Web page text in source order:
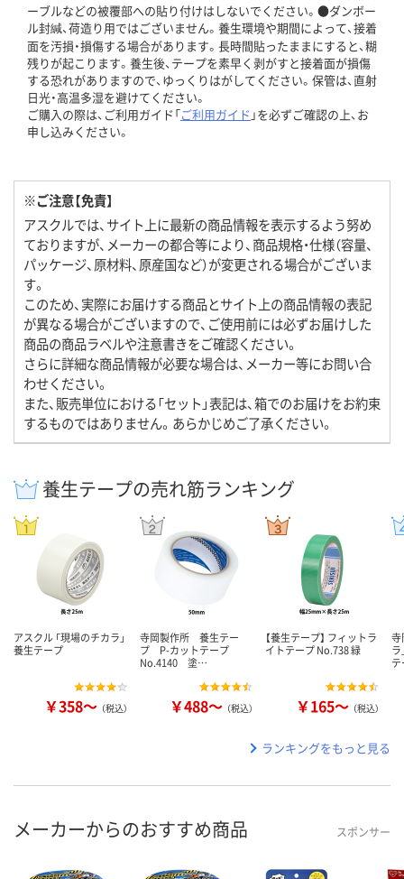
ーブルなどの被覆部への貼り付けはしないでください。●ダンボー
ル封緘、荷造り用ではございません。養生環境や期間によって、接着
面を汚損・損傷する場合があります。長時間貼ったままにすると、糊
残りが起こります。養生後、テープを素早く剥がすと接着面が損傷
する恐れがありますので、ゆっくりはがしてください。保管は、直射
日光・高温多湿を避けてください。
ご購入の際は、ご利用ガイド「ご利用ガイド 」を必ずご確認の上、お
申し込みください。
※ご注意【免責】
アスクルでは、サイト上に最新の商品情報を表示するよう努め
ておりますが、メーカーの都合等により、商品規格・仕様（容量、
パッケージ、原材料、原産国など）が変更される場合がございま
す。
このため、実際にお届けする商品とサイト上の商品情報の表記
が異なる場合がございますので、ご使用前には必ずお届けした
商品の商品ラベルや注意書きをご確認ください。
さらに詳細な商品情報が必要な場合は、メーカー等にお問い合
わせください。
また、販売単位における「セット」表記は、箱でのお届けをお約束
するものではありません。あらかじめご了承ください。
養生テープの売れ筋ランキング
アスクル 「現場のチカラ」
養生テープ
￥358～ （税込）
寺岡製作所 養生テー
プ P-カットテープ
No.4140 塗…
￥488～ （税込）
【養生テープ】 フィットラ
イトテープ No.738 緑
￥165～ （税込）
寺
ラ
ランキングをもっと見る
メーカーからのおすすめ商品 スポンサー